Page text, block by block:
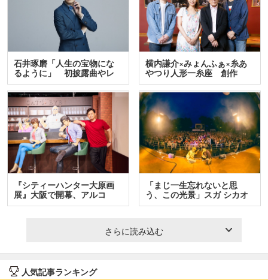
石井琢磨「人生の宝物にな
るように」 初披露曲やレ
ア…
横内謙介×みょんふぁ×糸あ
やつり人形一糸座 創作
人…
『シティーハンター大原画
展』大阪で開幕、アルコ
＆…
「まじ一生忘れないと思
う、この光景」スガ シカオ
と…
さらに読み込む
人気記事ランキング